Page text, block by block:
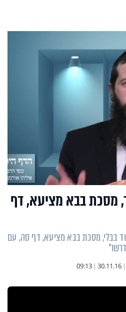
מסכת בבא מציעא, דף
בבלי, מסכת בבא מציעא, דף סה, עם
|
30.11.16
|
09:13